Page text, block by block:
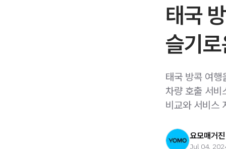
태국
슬기
태국 방콕 여
차량 호출 서비
비교와 서비스
요모매거진
Jul 04,